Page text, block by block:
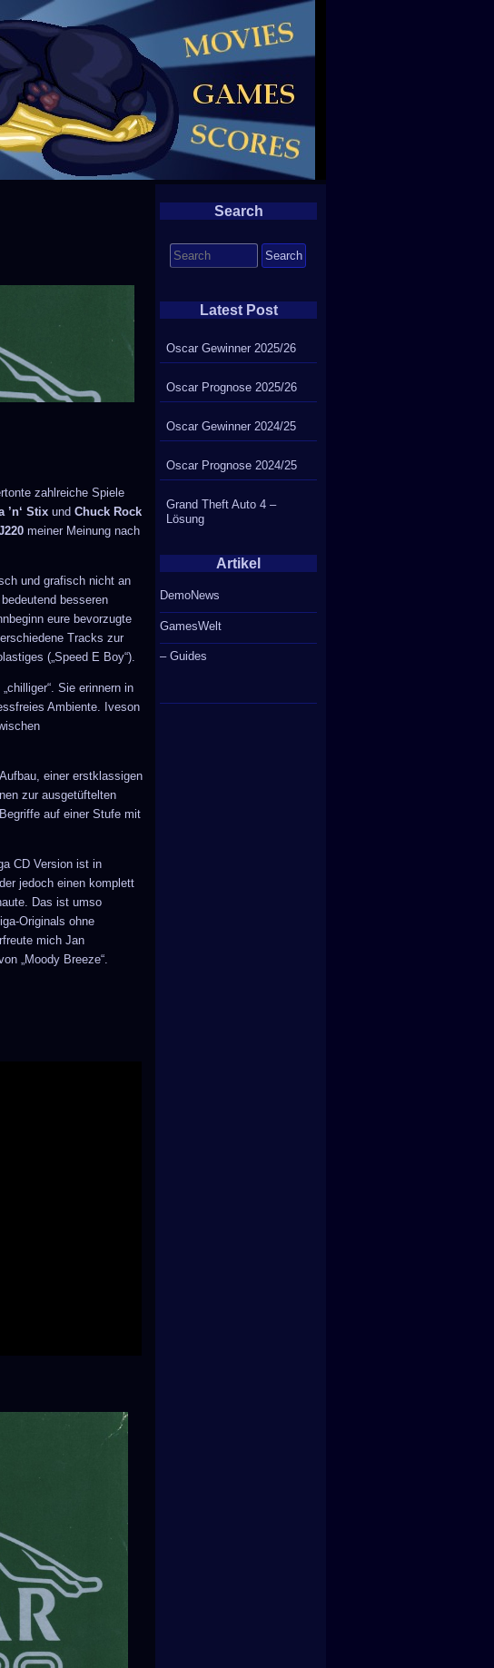
zahlreiche Spiele
’n‘ Stix undChuck Rock
meiner Meinung nach
und grafisch nicht an
besseren
eure bevorzugte
Tracks zur
(„Speed E Boy“).
Sie erinnern in
Ambiente. Iveson
einer erstklassigen
zur ausgetüftelten
auf einer Stufe mit
CD Version ist in
jedoch einen komplett
Das ist umso
Originals ohne
mich Jan
„Moody Breeze“.
Search
for:
Latest Post
Oscar Gewinner 2025/26
Oscar Prognose 2025/26
Oscar Gewinner 2024/25
Oscar Prognose 2024/25
Grand Theft Auto 4 –
Lösung
Artikel
DemoNews
GamesWelt
– Guides